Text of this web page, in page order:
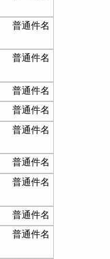
普通件名
普通件名
普通件名
普通件名
普通件名
普通件名
普通件名
普通件名
普通件名